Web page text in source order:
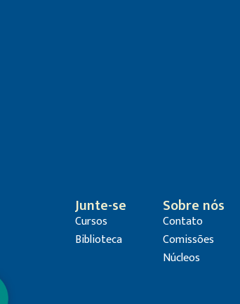
Junte-se
Cursos
Biblioteca
Sobre nós
Contato
Comissões
Núcleos